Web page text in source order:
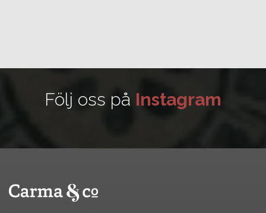
Följ oss på Instagram